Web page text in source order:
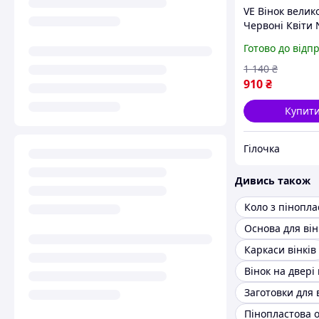
VE Вінок
Червоні Квіти
декору будинку
святковий вінок
пінопласту та
Готово до
910₴
1 140 ₴
Купити
Гілочка
Дивись також
Коло з
Основа для
Каркаси вінків
Заготовки для